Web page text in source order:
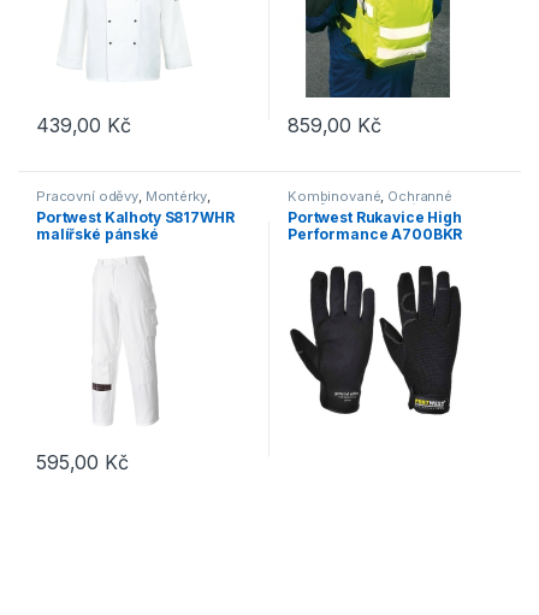
439,00 Kč
Tento produkt má více variant. Možnosti lze vybrat na stránce
859,00 Kč
Pracovní oděvy Montérky,
Kalhoty
Portwest Kalhoty S817WHR
malířské pánské
595,00 Kč
Tento produkt má více variant. Možnosti lze vybrat na stránce
Kombinované Ochranné
pomůcky, Pracovní rukavice
Portwest Rukavice High
Performance A700BKR